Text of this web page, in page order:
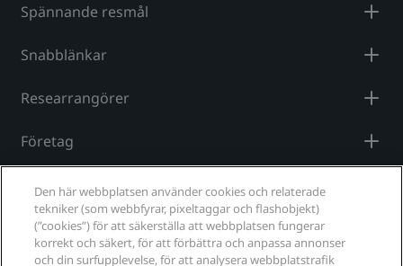
Spännande resmål
Snabblänkar
Researrangörer
Företag
Juridiskt
Hjälp
Den här webbplatsen använder cookies och relaterade
tekniker (som webbfyrar, pixeltaggar och flashobjekt)
(”cookies”) för att säkerställa att webbplatsen fungerar
korrekt och säkert, för att förbättra och anpassa annonser
och din surfupplevelse, för att analysera webbplatstrafik